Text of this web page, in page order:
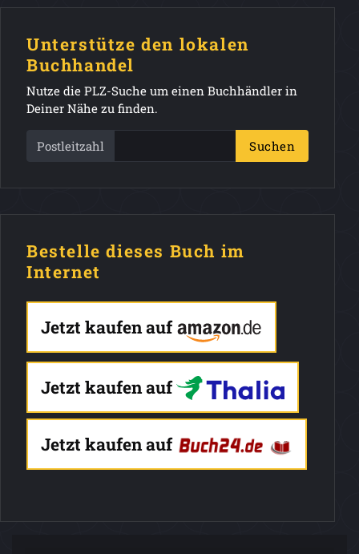
Unterstütze den lokalen
Buchhandel
Nutze die PLZ-Suche um einen Buchhändler in
Deiner Nähe zu finden.
Postleitzahl Suchen
Bestelle dieses Buch im
Internet
Jetzt kaufen auf
Jetzt kaufen auf
Jetzt kaufen auf